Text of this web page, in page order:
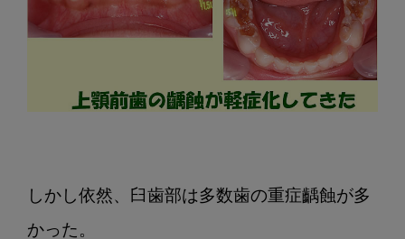
しかし依然、臼歯部は多数歯の重症齲蝕が多
かった。